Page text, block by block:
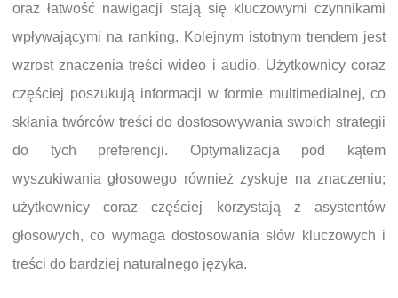
oraz łatwość nawigacji stają się kluczowymi czynnikami
wpływającymi na ranking. Kolejnym istotnym trendem jest
wzrost znaczenia treści wideo i audio. Użytkownicy coraz
częściej poszukują informacji w formie multimedialnej, co
skłania twórców treści do dostosowywania swoich strategii
do tych preferencji. Optymalizacja pod kątem
wyszukiwania głosowego również zyskuje na znaczeniu;
użytkownicy coraz częściej korzystają z asystentów
głosowych, co wymaga dostosowania słów kluczowych i
treści do bardziej naturalnego języka.